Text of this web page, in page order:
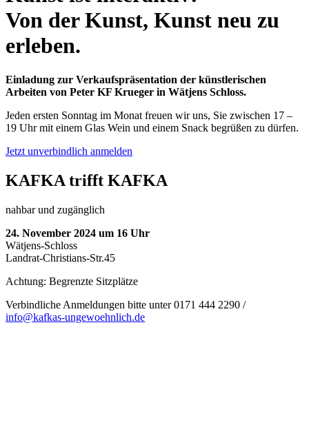
Von der Kunst, Kunst neu zu
erleben.
Einladung zur Verkaufspräsentation der künstlerischen
Arbeiten von Peter KF Krueger in Wätjens Schloss.
Jeden ersten Sonntag im Monat freuen wir uns, Sie zwischen 17 –
19 Uhr mit einem Glas Wein und einem Snack begrüßen zu dürfen.
Jetzt unverbindlich anmelden
KAFKA trifft KAFKA
nahbar und zugänglich
24. November 2024 um 16 Uhr
Wätjens-Schloss
Landrat-Christians-Str.45
Achtung: Begrenzte Sitzplätze
Verbindliche Anmeldungen bitte unter 0171 444 2290 /
info@kafkas-ungewoehnlich.de